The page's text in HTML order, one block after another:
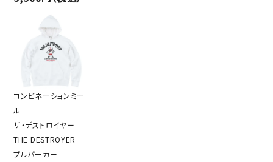
コンビネーションミー
ル
ザ・デストロイヤー
THE DESTROYER
プルパーカー